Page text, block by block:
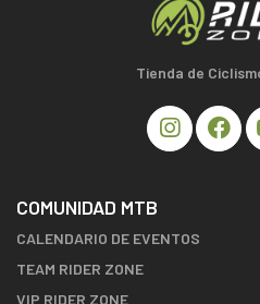
Tienda de
COMUNIDAD MTB
CALENDARIO DE EVENTOS
TEAM RIDER ZONE
VIP RIDER ZONE